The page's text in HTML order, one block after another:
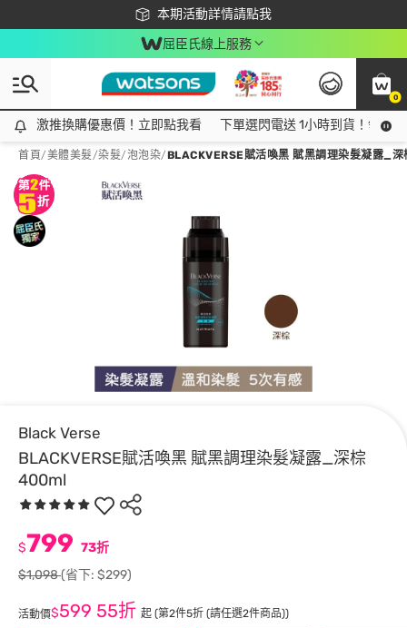
本期活動詳情請點我
下載app最高回饋$350
屈臣氏線上服務
0
激推換購優惠價！立即點我看
激推換購優惠價！立即點我看 下單選閃電送 1小時到貨！領神
首頁/美體美髮/染髮/泡泡染/BLACKVERSE賦活喚黑 賦黑調理染髮凝露_
Black Verse
BLACKVERSE賦活喚黑 賦黑調理染髮凝露_深棕
400ml
$799 73折
$1,098(省下: $299)
活動價$599 55折 起 (第2件5折 (請任選2件商品))